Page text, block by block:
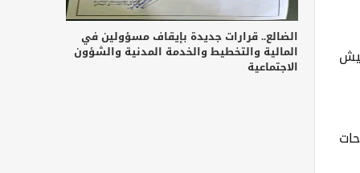
الضالع.. قرارات جديدة بإيقاف مسؤولين في
المالية والتخطيط والخدمة المدنية والشؤون
الاجتماعية